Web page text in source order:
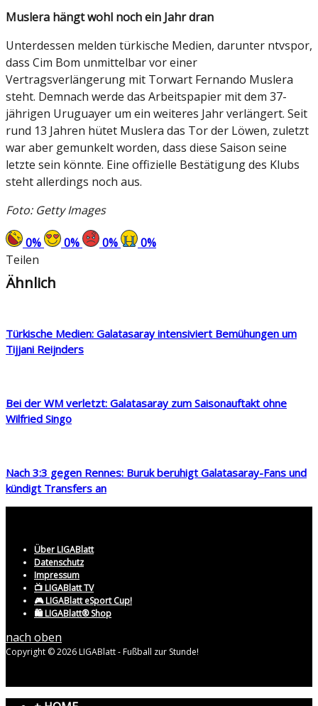
Muslera hängt wohl noch ein Jahr dran
Unterdessen melden türkische Medien, darunter ntvspor,
dass Cim Bom unmittelbar vor einer
Vertragsverlängerung mit Torwart Fernando Muslera
steht. Demnach werde das Arbeitspapier mit dem 37-
jährigen Uruguayer um ein weiteres Jahr verlängert. Seit
rund 13 Jahren hütet Muslera das Tor der Löwen, zuletzt
war aber gemunkelt worden, dass diese Saison seine
letzte sein könnte. Eine offizielle Bestätigung des Klubs
steht allerdings noch aus.
Foto: Getty Images
0% 0% 0% 0%
Teilen
Ähnlich
Türkische Medien: Galatasaray intensiviert Bemühungen um
Tijjani Reijnders
Bei der WM verletzt: Galatasaray zum Saisonauftakt ohne
Wilfried Singo
Nach 3:3 gegen Rennes: Buruk beruhigt Galatasaray-Fans und
kündigt Transfers an
Über LIGABlatt
Datenschutz
Impressum
📺 LIGABlatt TV
🎮 LIGABlatt eSport Cup!
🛍️ LIGABlatt® Shop
nach oben
Copyright © 2026 LIGABlatt - Fußball zur Stunde!